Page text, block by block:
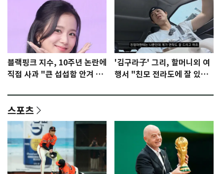
블랙핑크 지수, 10주년 논란에
직접 사과 "큰 섭섭함 안겨 미
'김구라子' 그리, 할머니외 여
행서 "친모 전라도에 잘 있
스포츠